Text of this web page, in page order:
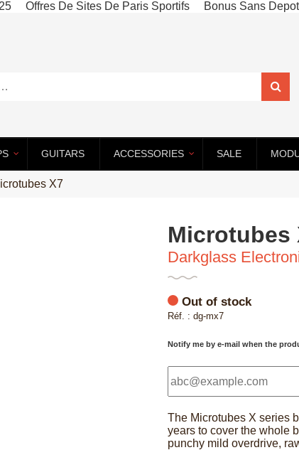
Offres De Sites De Paris Sportifs Bonus Sans
– GUITARS– ACCESSORIES– SALE–
X7
Microtubes
Darkglass
Out of stock
Réf. : dg-mx7
Notify me by e-mail when the
The Microtubes X series
years to cover the whole
punchy mild overdrive,